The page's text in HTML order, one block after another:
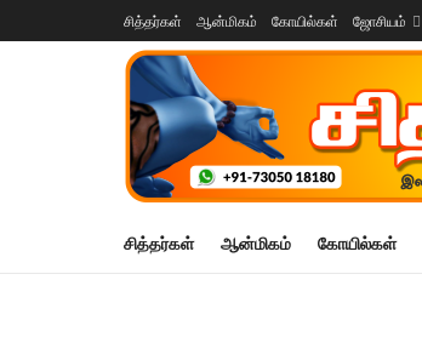
சித்தர்கள் ஆன்மிகம் கோயில்கள் ஜோசியம்
சித்தர்கள் ஆன்மிகம் கோயில்கள்